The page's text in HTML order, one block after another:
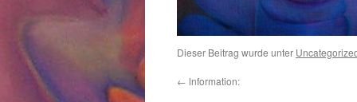
Dieser Beitrag wurde unter
← lnformation: